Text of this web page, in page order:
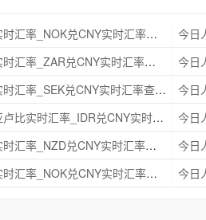
今日人民币兑挪威克朗实时汇率_NOK兑CNY实时汇率查询 2025年09月21日
今日人民币兑南非兰特实时汇率_ZAR兑CNY实时汇率查询 2025年09月21日
今日人民币兑瑞典克朗实时汇率_SEK兑CNY实时汇率查询 2025年09月21日
今日人民币兑印度尼西亚卢比实时汇率_IDR兑CNY实时汇率查询 2025年09月21日
今日人民币兑新西兰元实时汇率_NZD兑CNY实时汇率查询 2025年09月21日
今日人民币兑挪威克朗实时汇率_NOK兑CNY实时汇率查询 2025年09月21日